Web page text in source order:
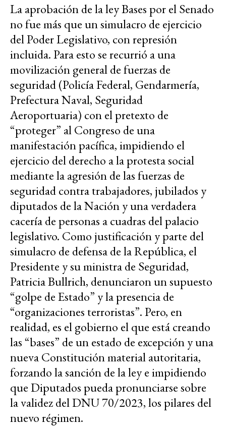
La aprobación de la ley Bases por el Senado
no fue más que un simulacro de ejercicio
del Poder Legislativo, con represión
incluida. Para esto se recurrió a una
movilización general de fuerzas de
seguridad (Policía Federal, Gendarmería,
Prefectura Naval, Seguridad
Aeroportuaria) con el pretexto de
“proteger” al Congreso de una
manifestación pacífica, impidiendo el
ejercicio del derecho a la protesta social
mediante la agresión de las fuerzas de
seguridad contra trabajadores, jubilados y
diputados de la Nación y una verdadera
cacería de personas a cuadras del palacio
legislativo. Como justificación y parte del
simulacro de defensa de la República, el
Presidente y su ministra de Seguridad,
Patricia Bullrich, denunciaron un supuesto
“golpe de Estado” y la presencia de
“organizaciones terroristas”. Pero, en
realidad, es el gobierno el que está creando
las “bases” de un estado de excepción y una
nueva Constitución material autoritaria,
forzando la sanción de la ley e impidiendo
que Diputados pueda pronunciarse sobre
la validez del DNU 70/2023, los pilares del
nuevo régimen.